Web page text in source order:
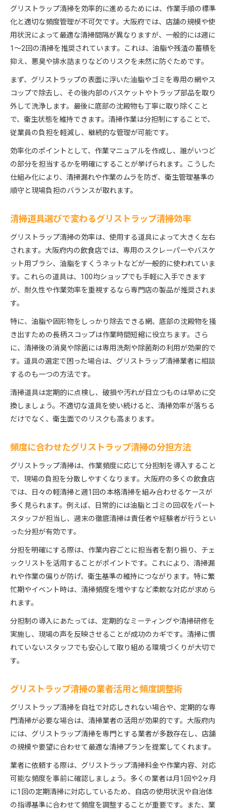
グリストラップ清掃を効率的に進めるためには、作業手順の標準
化と適切な頻度管理が不可欠です。大阪府では、店舗の規模や使
用状況によって最適な清掃間隔が異なりますが、一般的には週に
1～2回の清掃を推奨されています。これは、油脂や残渣の蓄積を
抑え、悪臭や排水詰まりなどのリスクを未然に防ぐためです。
まず、グリストラップの表面に浮いた油脂やゴミを専用の網やス
コップで除去し、その後内部のバスケットやトラップ部品を取り
外して洗浄します。最後に底部の沈殿物も丁寧に取り除くこと
で、衛生状態を維持できます。清掃作業は分担制にすることで、
従業員の負担を軽減し、継続的な管理が可能です。
効率化のポイントとして、作業マニュアルを作成し、誰がいつど
の部分を担当するかを明確にすることが挙げられます。こうした
仕組み化により、清掃漏れや作業のムラを防ぎ、衛生管理基準の
順守と現場負担のバランスが取れます。
清掃道具選びで変わるグリストラップ清掃効率
グリストラップ清掃の効率は、使用する道具によって大きく左右
されます。大阪府内の飲食店では、専用のスクレーパーやバスケ
ット用ブラシ、油脂をすくうネットなどが一般的に使われていま
す。これらの道具は、100均ショップでも手軽に入手できます
が、耐久性や作業効率を重視するなら専門店の製品が推奨されま
す。
特に、油脂や固形物をしっかり除去できる網、底部の沈殿物を掻
き出すための長柄スコップは作業時間短縮に役立ちます。さら
に、清掃後の消臭や除菌には専用洗剤や除菌剤の利用が効果的で
す。道具の選定で困った場合は、グリストラップ清掃業者に相談
するのも一つの方法です。
清掃道具は定期的に点検し、破損や汚れが目立つものは早めに交
換しましょう。不適切な道具を使い続けると、清掃効率が落ちる
だけでなく、衛生面でのリスクも高まります。
頻度に合わせたグリストラップ清掃の分担方法
グリストラップ清掃は、作業頻度に応じて分担制を導入すること
で、現場の負担を分散しやすくなります。大阪府の多くの飲食店
では、日々の軽清掃と週1回の本格清掃を組み合わせるケースが
多く見られます。例えば、日常的には油脂とゴミの回収をパート
スタッフが担当し、週末の徹底清掃は責任者や経験者が行うとい
った分担が有効です。
分担を明確にする際は、作業内容ごとに担当者を割り振り、チェ
ックリストを活用することがポイントです。これにより、清掃漏
れや作業の偏りが防げ、衛生基準の維持につながります。特に繁
忙期やイベント時は、清掃頻度を増やすなど柔軟な対応が求めら
れます。
分担制の導入にあたっては、定期的なミーティングや清掃研修を
実施し、現場の声を反映させることが成功のカギです。清掃に慣
れていないスタッフでも安心して取り組める環境づくりが大切で
す。
グリストラップ清掃の業者活用と頻度調整術
グリストラップ清掃を自社で対応しきれない場合や、定期的な専
門清掃が必要な場合は、清掃業者の活用が効果的です。大阪府内
には、グリストラップ清掃を専門とする業者が多数存在し、店舗
の規模や要望に合わせて最適な清掃プランを提案してくれます。
業者に依頼する際は、グリストラップ清掃料金や作業内容、対応
可能な頻度を事前に確認しましょう。多くの業者は月1回や2ヶ月
に1回の定期清掃に対応しているため、自店の使用状況や自治体
の指導基準に合わせて頻度を調整することが重要です。また、業